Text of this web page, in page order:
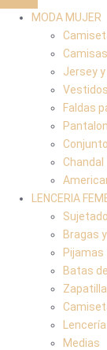
MODA MUJER
Jersey
Faldas
Chandal
LENCERIA
Bragas
Pijamas
Batas
Medias